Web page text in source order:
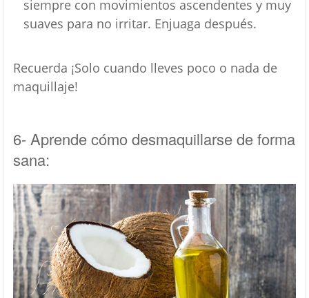
siempre con movimientos ascendentes y muy
suaves para no irritar. Enjuaga después.
Recuerda ¡Solo cuando lleves poco o nada de
maquillaje!
6- Aprende cómo desmaquillarse de forma
sana: